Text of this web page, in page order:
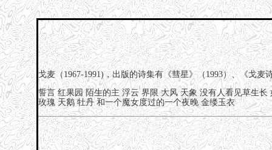
戈麦（1967-1991)，出版的诗集有《彗星》（1993）、《戈麦
誓言 红果园 陌生的主 浮云 界限 大风 天象 没有人看见草生长
玫瑰 天鹅 牡丹 和一个魔女度过的一个夜晚 金缕玉衣